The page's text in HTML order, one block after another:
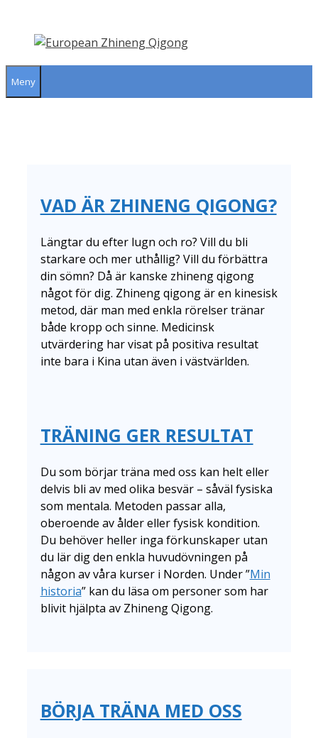
innehåll
Meny
VAD ÄR ZHINENG QIGONG?
Längtar du efter lugn och ro? Vill du bli
starkare och mer uthållig? Vill du förbättra
din sömn? Då är kanske zhineng qigong
något för dig. Zhineng qigong är en kinesisk
metod, där man med enkla rörelser tränar
både kropp och sinne. Medicinsk
utvärdering har visat på positiva resultat
inte bara i Kina utan även i västvärlden.
TRÄNING GER RESULTAT
Du som börjar träna med oss kan helt eller
delvis bli av med olika besvär – såväl fysiska
som mentala. Metoden passar alla,
oberoende av ålder eller fysisk kondition.
Du behöver heller inga förkunskaper utan
du lär dig den enkla huvudövningen på
någon av våra kurser i Norden. Under ”Min
historia” kan du läsa om personer som har
blivit hjälpta av Zhineng Qigong.
BÖRJA TRÄNA MED OSS